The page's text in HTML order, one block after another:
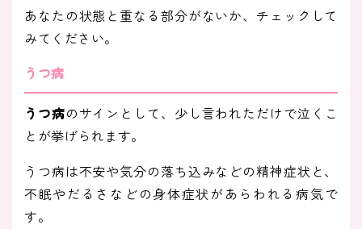
あなたの状態と重なる部分がないか、チェックして
みてください。
うつ病
うつ病のサインとして、少し言われただけで泣くこ
とが挙げられます。
うつ病は不安や気分の落ち込みなどの精神症状と、
不眠やだるさなどの身体症状があらわれる病気で
す。